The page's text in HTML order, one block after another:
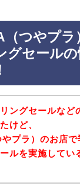
（つやプラ
グセール
ングセールなど
けど、
プラ）のお店で
ルを実施してい